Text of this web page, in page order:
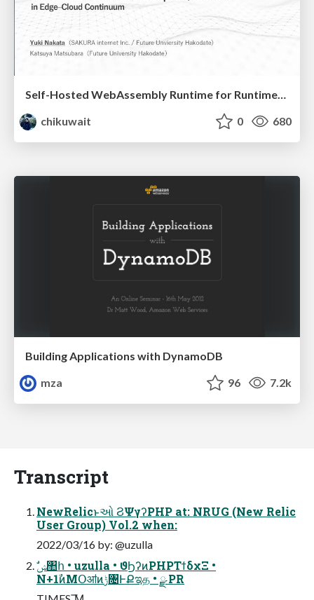
Self-Hosted WebAssembly Runtime for Runtime-Neutral Checkpoint/Restore in Edge–Cloud Continuum
chikuwait
0 680
Building Applications with DynamoDB
mza
96 7.2k
Transcript
NewRelicͱઓ͏ ϨΨγʔPHP at: NRUG (New Relic
User Group) Vol.2 when:
2022/03/16 by: @uzulla
N+1ࣾͷMՕॴͷݱ৔ͰՔಇத • ྫ PR